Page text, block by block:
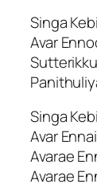
Singa
Avar
Singa
Avar
Avarae
Avarae